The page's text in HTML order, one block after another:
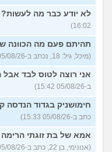
לא יודע כבר מה לעשות?
16:02)
תהיתם פעם מה הכוונה
(מיכל, גיל: 18, נכתב ב-05/08/26 15:51)
אני רוצה לטוס לבד
ב-05/08/26 15:42)
חימושניק בגדוד הנדסה
כתב ב-05/08/26 15:33)
אמא של בת זוגתי
(אנונימי, בן 22, כתב ב-05/08/26 15:22)